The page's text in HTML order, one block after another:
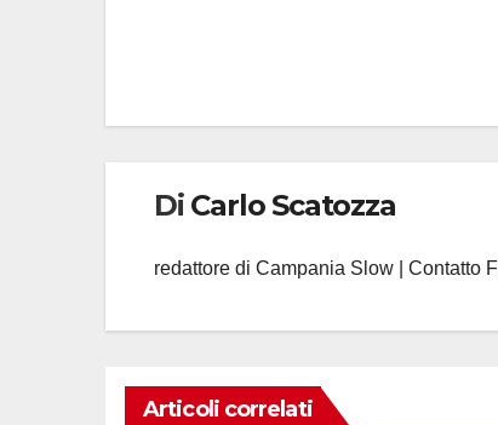
Di Carlo Scatozza
redattore di Campania Slow | Contatto
Articoli correlati